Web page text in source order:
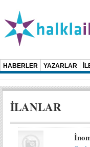
HABERLER YAZARLAR
İLANLAR